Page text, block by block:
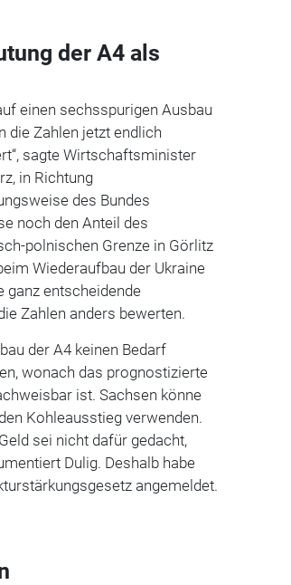
der A4 als
einen sechsspurigen Ausbau
die Zahlen jetzt endlich
sagte Wirtschaftsminister
in Richtung
des Bundes
noch den Anteil des
polnischen Grenze in Görlitz
Wiederaufbau der Ukraine
ganz entscheidende
Zahlen anders bewerten.
der A4 keinen Bedarf
wonach das prognostizierte
ist. Sachsen könne
Kohleausstieg verwenden.
sei nicht dafür gedacht,
Dulig. Deshalb habe
angemeldet.